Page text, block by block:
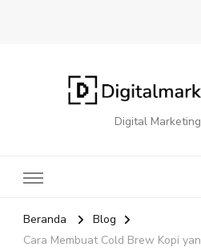
Digital
Beranda
Blog
Cara Membuat Cold Brew Kopi